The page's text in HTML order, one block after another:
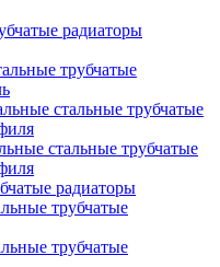
радиаторы
трубчатые
стальные трубчатые
стальные трубчатые
радиаторы
трубчатые
трубчатые